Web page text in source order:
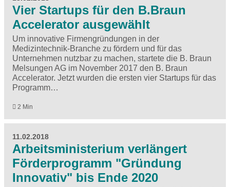
Vier Startups für den B.Braun
Accelerator ausgewählt
Um innovative Firmengründungen in der
Medizintechnik-Branche zu fördern und für das
Unternehmen nutzbar zu machen, startete die B. Braun
Melsungen AG im November 2017 den B. Braun
Accelerator. Jetzt wurden die ersten vier Startups für das
Programm…
2 Min
11.02.2018
Arbeitsministerium verlängert
Förderprogramm "Gründung
Innovativ" bis Ende 2020